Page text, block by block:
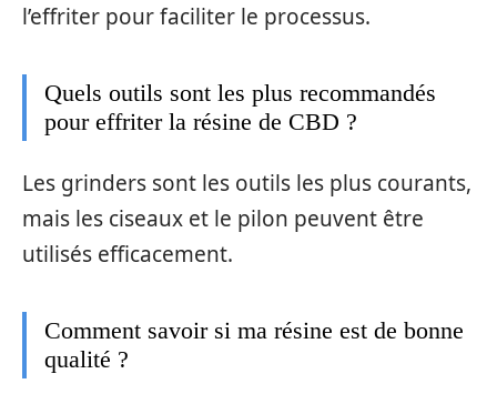
l’effriter pour faciliter le processus.
Quels outils sont les plus recommandés
pour effriter la résine de CBD ?
Les grinders sont les outils les plus courants,
mais les ciseaux et le pilon peuvent être
utilisés efficacement.
Comment savoir si ma résine est de bonne
qualité ?